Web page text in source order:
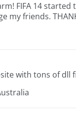
FIFA 14 started
my friends.
with tons of dll